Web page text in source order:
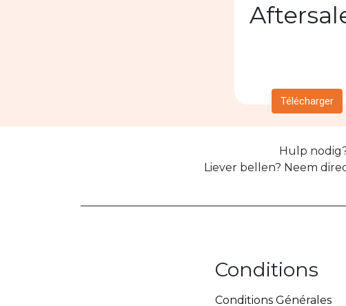
Télécharger
Hulp
Liever bellen? Neem
Conditions
Conditions Générales